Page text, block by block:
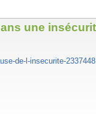
une
de-l-insecurite-